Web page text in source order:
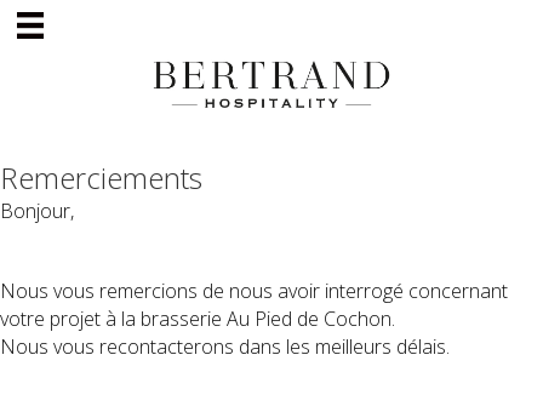
Remerciements
Bonjour,
Nous vous remercions de nous avoir interrogé concernant
votre projet à la brasserie Au Pied de Cochon.
Nous vous recontacterons dans les meilleurs délais.